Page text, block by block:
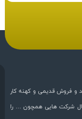
و فروش قدیمی و کهنه کار
ی کار امثال شرکت هایی همچون … را